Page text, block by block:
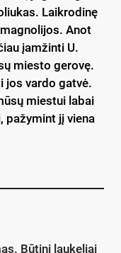
Laikrodinę
Anot
įamžinti U.
miesto gerovę.
jos vardo gatvė.
miestui labai
pažymint jį viena
Būtini laukeliai